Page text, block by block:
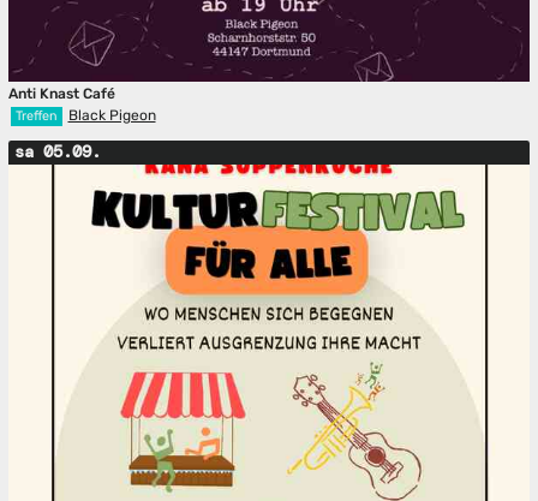
Anti Knast Café
Treffen Black Pigeon
sa 05.09.